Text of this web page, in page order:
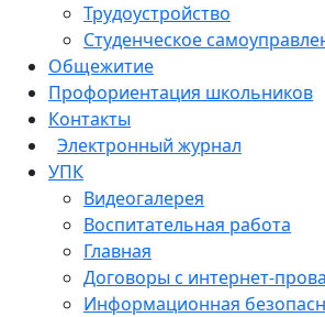
Трудоустройство
Студенческое
Общежитие
Профориентация школьников
Контакты
Электронный журнал
УПК
Видеогалерея
Воспитательная работа
Главная
Договоры с интернет-
Информационная